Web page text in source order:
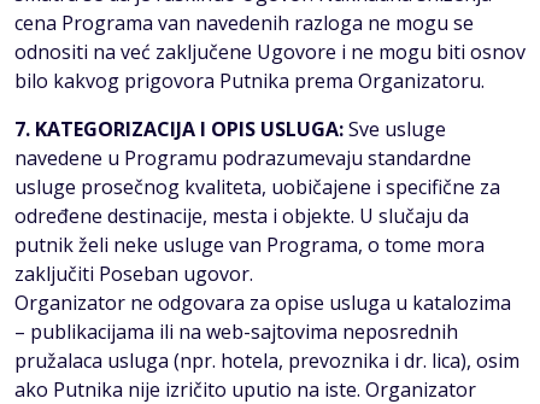
cena Programa van navedenih razloga ne mogu se
odnositi na već zaključene Ugovore i ne mogu biti osnov
bilo kakvog prigovora Putnika prema Organizatoru.
7. KATEGORIZACIJA I OPIS USLUGA:Sve usluge
navedene u Programu podrazumevaju standardne
usluge prosečnog kvaliteta, uobičajene i specifične za
određene destinacije, mesta i objekte. U slučaju da
putnik želi neke usluge van Programa, o tome mora
zaključiti Poseban ugovor.
Organizator ne odgovara za opise usluga u katalozima
– publikacijama ili na web-sajtovima neposrednih
pružalaca usluga (npr. hotela, prevoznika i dr. lica), osim
ako Putnika nije izričito uputio na iste. Organizator